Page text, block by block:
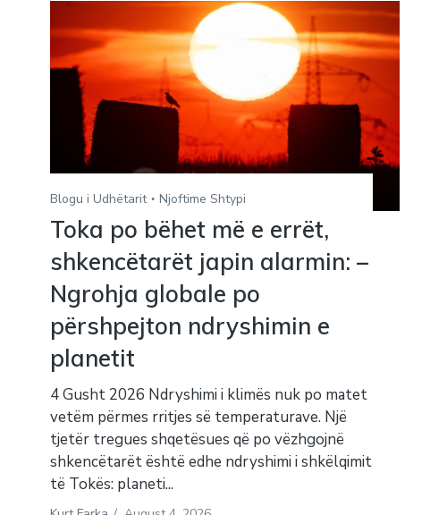
Blogu i Udhëtarit Njoftime Shtypi
Toka po bëhet më e errët,
shkencëtarët japin alarmin: –
Ngrohja globale po
përshpejton ndryshimin e
planetit
4 Gusht 2026 Ndryshimi i klimës nuk po matet
vetëm përmes rritjes së temperaturave. Një
tjetër tregues shqetësues që po vëzhgojnë
shkencëtarët është edhe ndryshimi i shkëlqimit
të Tokës: planeti...